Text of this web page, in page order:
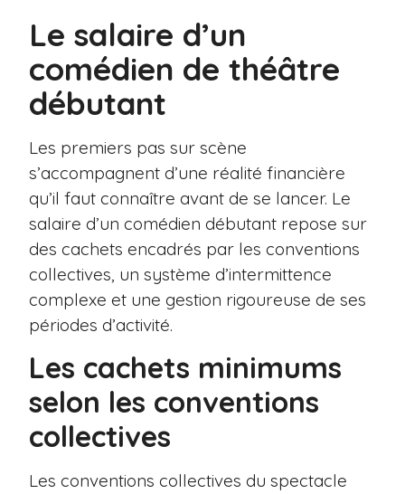
Le salaire d’un
comédien de théâtre
débutant
Les premiers pas sur scène
s’accompagnent d’une réalité financière
qu’il faut connaître avant de se lancer. Le
salaire d’un comédien débutant repose sur
des cachets encadrés par les conventions
collectives, un système d’intermittence
complexe et une gestion rigoureuse de ses
périodes d’activité.
Les cachets minimums
selon les conventions
collectives
Les conventions collectives du spectacle